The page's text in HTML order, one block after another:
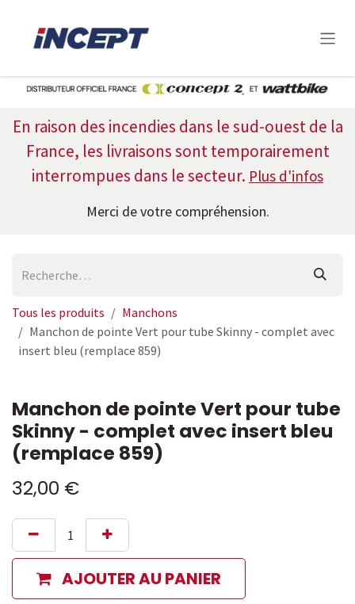
En raison des incendies dans le sud-ouest de la
France, les livraisons sont temporairement
interrompues dans lesecteur. Plus d'infos
Merci de votre compréhension.
Tous les produits
Manchons
Manchon de pointe Vert pour tube Skinny - complet avec
insert bleu (remplace 859)
Manchon de pointe Vert pour tube
Skinny - complet avec insert bleu
(remplace 859)
32,00 €
AJOUTER AU PANIER